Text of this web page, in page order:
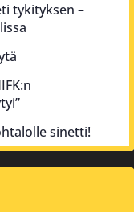
tykityksen –
sinetti!